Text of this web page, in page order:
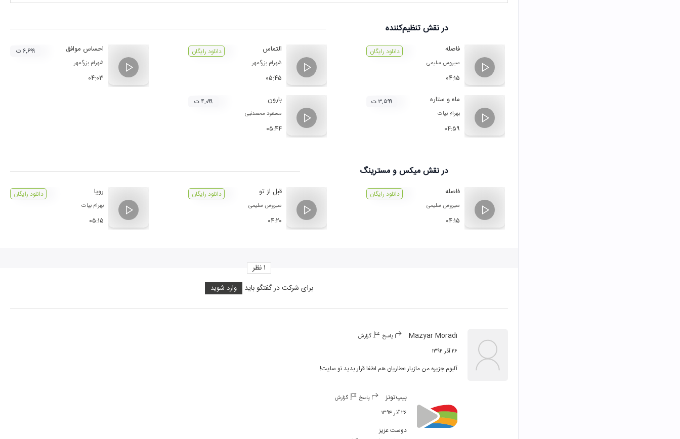
در نقشتنظیم‌کننده
فاصله
سیروس سلیمی
۰۴:۱۵
دانلود رایگان التماس
شهرام بزرگمهر
۰۵:۴۵
دانلود رایگان احساس موافق
شهرام بزرگمهر
۰۴:۰۳
۶,۶۹۹ ت
ماه و ستاره
بهرام بیات
۰۴:۵۹
۳,۵۹۹ ت بارون
مسعود محمدنبی
۰۵:۴۴
۴,۰۹۹ ت
در نقشمیکس و مسترینگ
فاصله
سیروس سلیمی
۰۴:۱۵
دانلود رایگان قبل از تو
سیروس سلیمی
۰۴:۲۰
دانلود رایگان رویا
بهرام بیات
۰۵:۱۵
دانلود رایگان
برای شرکت در گفتگو باید وارد شوید
۱نظر
Mazyar Moradi پاسخ گزارش
۲۶ آذر ۱۳۹۴
آلبوم جزیره من مازیار عطاریان هم لطفا قرار بدید تو سایت!
بیپ‌تونز پاسخ گزارش
۲۶ آذر ۱۳۹۴